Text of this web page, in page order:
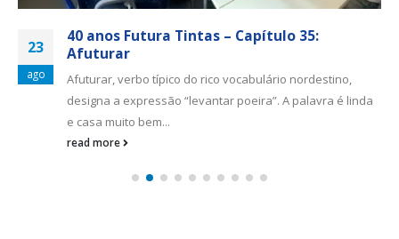
23
ago
40 anos Futura Tintas – Capítulo 35:
Afuturar
Afuturar, verbo típico do rico vocabulário nordestino,
designa a expressão “levantar poeira”. A palavra é linda
e casa muito bem...
read more